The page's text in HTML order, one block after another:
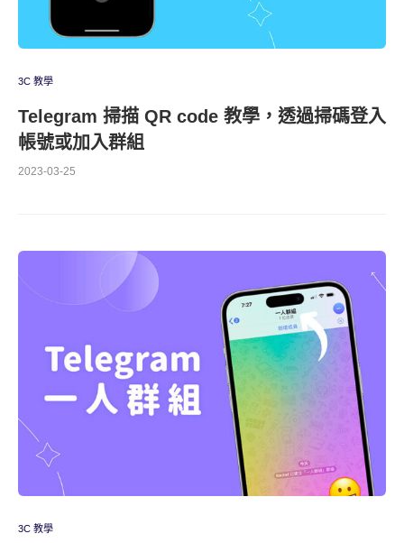
3C 教學
Telegram 掃描 QR code 教學，透過掃碼登入
帳號或加入群組
2023-03-25
3C 教學